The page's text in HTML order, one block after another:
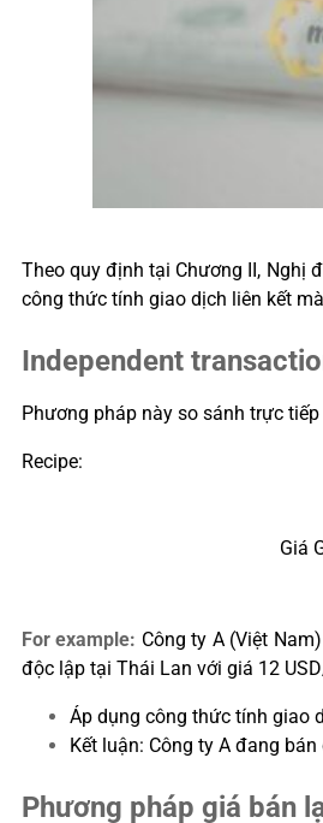
Theo quy định tại Chương II, Nghị
công thức tính giao dịch liên kết
Independent
Phương pháp này so sánh trực
Recipe:
Giá
For example: Công ty A (Việt
độc lập tại Thái Lan với giá 12
Áp dụng công thức tính giao
Kết luận: Công ty A đang
Phương pháp giá bán